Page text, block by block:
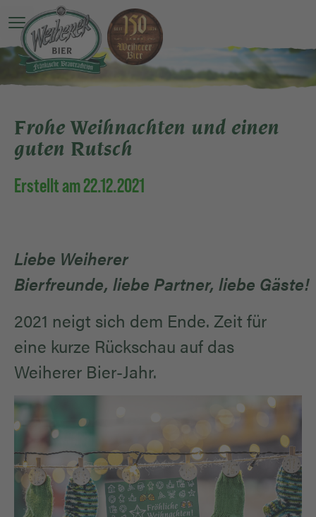
Hauptmenü öffnen
Frohe Weihnachten und einen
guten Rutsch
Erstellt am 22.12.2021
Liebe Weiherer
Bierfreunde, liebe Partner, liebe Gäste!
2021 neigt sich dem Ende. Zeit für
eine kurze Rückschau auf das
Weiherer Bier-Jahr.